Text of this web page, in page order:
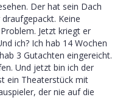
Der hat sein Dach
Keine
Jetzt kriegt er
ich? Ich hab 14 Wochen
3 Gutachten eingereicht.
Und jetzt bin ich der
ein Theaterstück mit
der nie auf die